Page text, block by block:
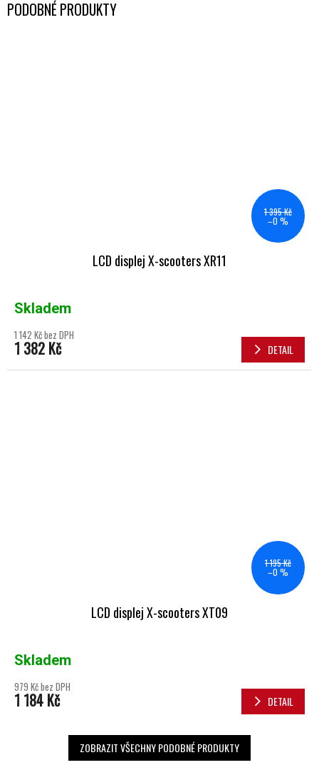
1 395 Kč
–0 %
LCD displej X-scooters XR11
Skladem
1 142 Kč bez DPH
1 382 Kč DETAIL
1 195 Kč
–0 %
LCD displej X-scooters XT09
Skladem
979 Kč bez DPH
1 184 Kč DETAIL
ZOBRAZIT VŠECHNY PODOBNÉ PRODUKTY